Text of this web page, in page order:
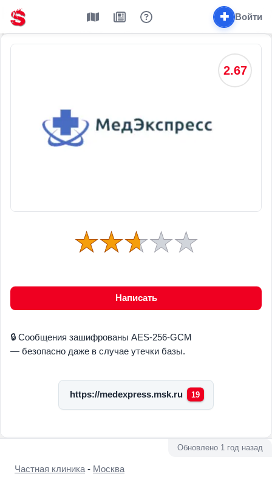
✚ Войти
2.67
Написать
🔒 Сообщения зашифрованы AES-256-GCM
— безопасно даже в случае утечки базы.
https://medexpress.msk.ru 19
Частная клиника- Москва
Обновлено 1 год назад